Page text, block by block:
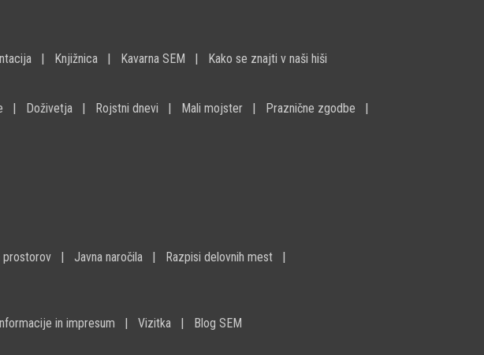
Knjižnica Kavarna SEM Kako se znajti v naši hiši
Doživetja Rojstni dnevi Mali mojster
Praznične zgodbe
prostorov Javna naročila
Razpisi delovnih mest
in impresum Vizitka Blog SEM